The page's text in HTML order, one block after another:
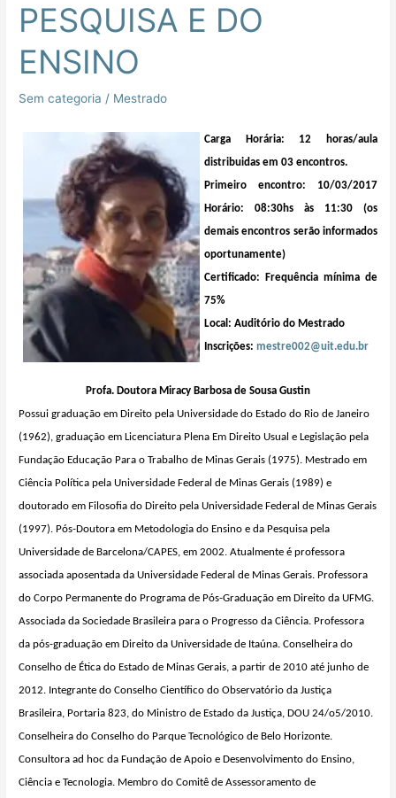
PESQUISA E DO
ENSINO
Sem categoria / Mestrado
Carga Horária: 12 horas/aula
distribuidas em 03 encontros.
Primeiro encontro: 10/03/2017
Horário: 08:30hs às 11:30 (os
demais encontros serão informados
oportunamente)
Certificado: Frequência mínima de
75%
Local: Auditório do Mestrado
Inscrições:mestre002@uit.edu.br
Profa. Doutora Miracy Barbosa de Sousa Gustin
Possui graduação em Direito pela Universidade do Estado do Rio de Janeiro
(1962), graduação em Licenciatura Plena Em Direito Usual e Legislação pela
Fundação Educação Para o Trabalho de Minas Gerais (1975). Mestrado em
Ciência Política pela Universidade Federal de Minas Gerais (1989) e
doutorado em Filosofia do Direito pela Universidade Federal de Minas Gerais
(1997). Pós-Doutora em Metodologia do Ensino e da Pesquisa pela
Universidade de Barcelona/CAPES, em 2002. Atualmente é professora
associada aposentada da Universidade Federal de Minas Gerais. Professora
do Corpo Permanente do Programa de Pós-Graduação em Direito da UFMG.
Associada da Sociedade Brasileira para o Progresso da Ciência. Professora
da pós-graduação em Direito da Universidade de Itaúna. Conselheira do
Conselho de Ética do Estado de Minas Gerais, a partir de 2010 até junho de
2012. Integrante do Conselho Científico do Observatório da Justiça
Brasileira, Portaria 823, do Ministro de Estado da Justiça, DOU 24/o5/2010.
Conselheira do Conselho do Parque Tecnológico de Belo Horizonte.
Consultora ad hoc da Fundação de Apoio e Desenvolvimento do Ensino,
Ciência e Tecnologia. Membro do Comitê de Assessoramento de